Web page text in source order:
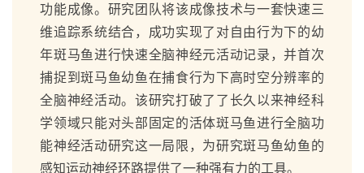
功能成像。研究团队将该成像技术与一套快速三
维追踪系统结合，成功实现了对自由行为下的幼
年斑马鱼进行快速全脑神经元活动记录，并首次
捕捉到斑马鱼幼鱼在捕食行为下高时空分辨率的
全脑神经活动。该研究打破了了长久以来神经科
学领域只能对头部固定的活体斑马鱼进行全脑功
能神经活动研究这一局限，为研究斑马鱼幼鱼的
感知运动神经环路提供了一种强有力的工具。